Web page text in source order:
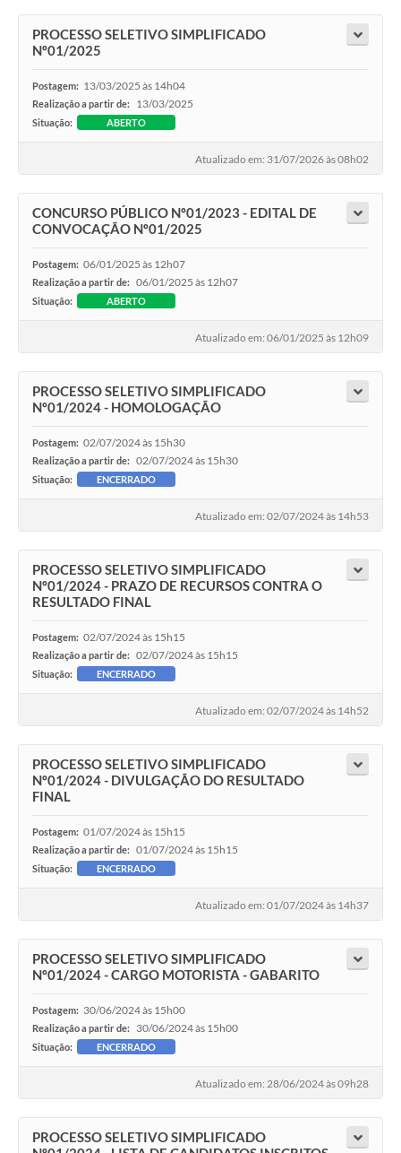
PROCESSO SELETIVO SIMPLIFICADO
Nº01/2025
Postagem: 13/03/2025 às 14h04
Realização a partir de: 13/03/2025
Situação: ABERTO
Atualizado em: 31/07/2026 às 08h02
CONCURSO PÚBLICO Nº01/2023 - EDITAL DE
CONVOCAÇÃO Nº01/2025
Postagem: 06/01/2025 às 12h07
Realização a partir de: 06/01/2025 às 12h07
Situação: ABERTO
Atualizado em: 06/01/2025 às 12h09
PROCESSO SELETIVO SIMPLIFICADO
Nº01/2024 - HOMOLOGAÇÃO
Postagem: 02/07/2024 às 15h30
Realização a partir de: 02/07/2024 às 15h30
Situação: ENCERRADO
Atualizado em: 02/07/2024 às 14h53
PROCESSO SELETIVO SIMPLIFICADO
Nº01/2024 - PRAZO DE RECURSOS CONTRA O
RESULTADO FINAL
Postagem: 02/07/2024 às 15h15
Realização a partir de: 02/07/2024 às 15h15
Situação: ENCERRADO
Atualizado em: 02/07/2024 às 14h52
PROCESSO SELETIVO SIMPLIFICADO
Nº01/2024 - DIVULGAÇÃO DO RESULTADO
FINAL
Postagem: 01/07/2024 às 15h15
Realização a partir de: 01/07/2024 às 15h15
Situação: ENCERRADO
Atualizado em: 01/07/2024 às 14h37
PROCESSO SELETIVO SIMPLIFICADO
Nº01/2024 - CARGO MOTORISTA - GABARITO
Postagem: 30/06/2024 às 15h00
Realização a partir de: 30/06/2024 às 15h00
Situação: ENCERRADO
Atualizado em: 28/06/2024 às 09h28
PROCESSO SELETIVO SIMPLIFICADO